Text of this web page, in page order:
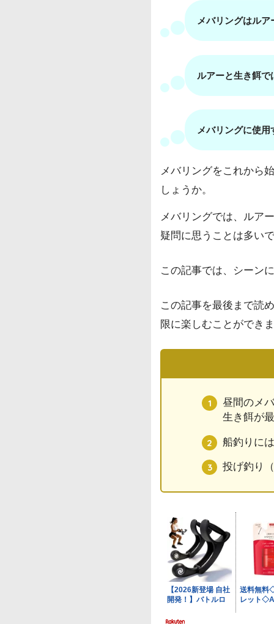
メバリングはル
ルアーと生き餌
メバリングに使
メバリングをこれから
しょうか。
メバリングでは、ルア
疑問に思うことは多い
この記事では、シーン
この記事を最後まで読
限に楽しむことができ
昼間のメ
生き餌が
船釣りに
投げ釣り